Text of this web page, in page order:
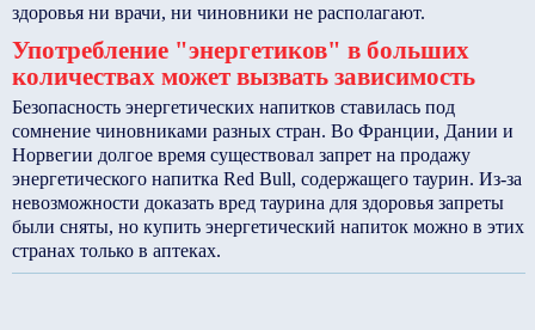
здоровья ни врачи, ни чиновники не располагают.
Употребление "энергетиков" в больших
количествах может вызвать зависимость
Безопасность энергетических напитков ставилась под
сомнение чиновниками разных стран. Во Франции, Дании и
Норвегии долгое время существовал запрет на продажу
энергетического напитка Red Bull, содержащего таурин. Из-за
невозможности доказать вред таурина для здоровья запреты
были сняты, но купить энергетический напиток можно в этих
странах только в аптеках.